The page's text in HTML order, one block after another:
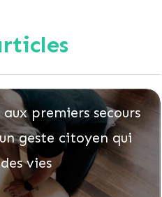
premiers secours
geste citoyen qui
vies